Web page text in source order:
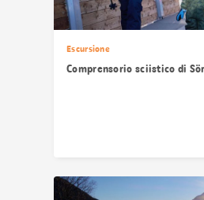
Escursione
Comprensorio sciistico di